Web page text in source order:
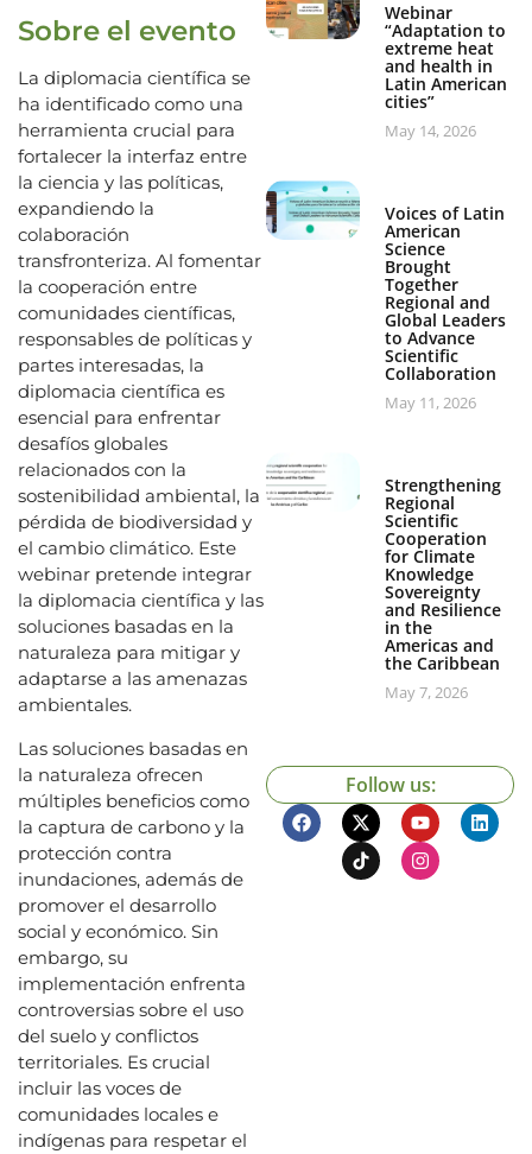
Sobre el evento
La diplomacia científica se
ha identificado como una
herramienta crucial para
fortalecer la interfaz entre
la ciencia y las políticas,
expandiendo la
colaboración
transfronteriza. Al fomentar
la cooperación entre
comunidades científicas,
responsables de políticas y
partes interesadas, la
diplomacia científica es
esencial para enfrentar
desafíos globales
relacionados con la
sostenibilidad ambiental, la
pérdida de biodiversidad y
el cambio climático. Este
webinar pretende integrar
la diplomacia científica y las
soluciones basadas en la
naturaleza para mitigar y
adaptarse a las amenazas
ambientales.
Las soluciones basadas en
la naturaleza ofrecen
múltiples beneficios como
la captura de carbono y la
protección contra
inundaciones, además de
promover el desarrollo
social y económico. Sin
embargo, su
implementación enfrenta
controversias sobre el uso
del suelo y conflictos
territoriales. Es crucial
incluir las voces de
comunidades locales e
indígenas para respetar el
Webinar
“Adaptation to
extreme heat
and health in
Latin American
cities”
May 14, 2026
Voices of Latin
American
Science
Brought
Together
Regional and
Global Leaders
to Advance
Scientific
Collaboration
May 11, 2026
Strengthening
Regional
Scientific
Cooperation
for Climate
Knowledge
Sovereignty
and Resilience
in the
Americas and
the Caribbean
May 7, 2026
Follow us: